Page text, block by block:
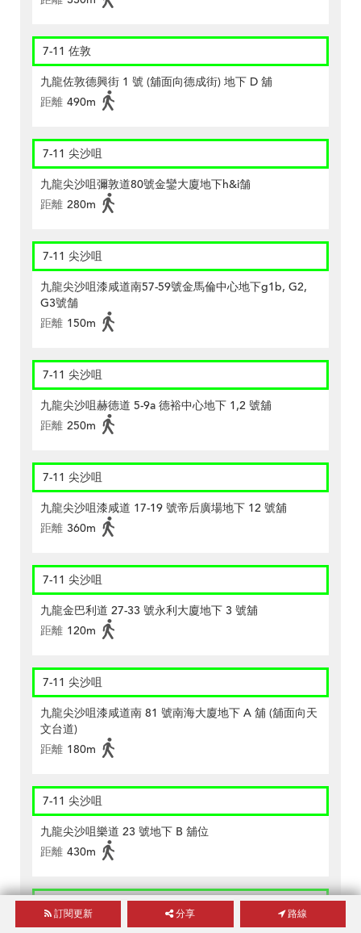
7-11 佐敦
九龍佐敦德興街 1 號 (舖面向德成街) 地下 D 舖
距離 490m
7-11 尖沙咀
九龍尖沙咀彌敦道80號金鑾大廈地下h&i舗
距離 280m
7-11 尖沙咀
九龍尖沙咀漆咸道南57-59號金馬倫中心地下g1b, G2,
G3號舗
距離 150m
7-11 尖沙咀
九龍尖沙咀赫德道 5-9a 德裕中心地下 1,2 號舖
距離 250m
7-11 尖沙咀
九龍尖沙咀漆咸道 17-19 號帝后廣場地下 12 號舖
距離 360m
7-11 尖沙咀
九龍金巴利道 27-33 號永利大廈地下 3 號舖
距離 120m
7-11 尖沙咀
九龍尖沙咀漆咸道南 81 號南海大廈地下 A 舖 (舖面向天
文台道)
距離 180m
7-11 尖沙咀
九龍尖沙咀樂道 23 號地下 B 舖位
距離 430m
7-11 尖沙咀
訂閱更新 分享 路線